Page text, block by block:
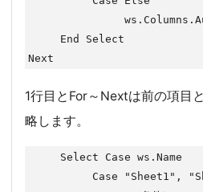
               ws.Columns.AutoFit
Next
1行目とFor～Nextは前の項目
略します。